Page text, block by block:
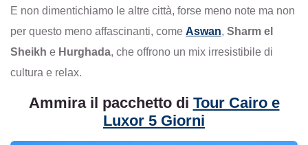
E non dimentichiamo le altre città, forse meno note ma non
per questo meno affascinanti, come Aswan, Sharm el
Sheikh e Hurghada, che offrono un mix irresistibile di
cultura e relax.
Ammira il pacchetto di Tour Cairo e
Luxor 5 Giorni